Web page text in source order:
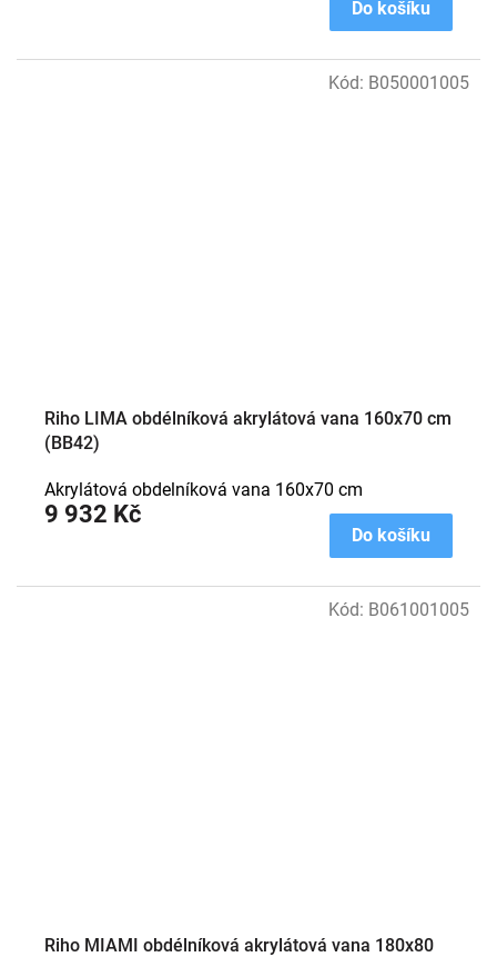
Do košíku
Riho LIMA obdélníková akrylátová vana 160x70 cm
(BB42)
9 932 Kč
Do košíku
Akrylátová obdelníková vana 160x70 cm
Kód: B050001005
Riho MIAMI obdélníková akrylátová vana 180x80
Kód: B061001005